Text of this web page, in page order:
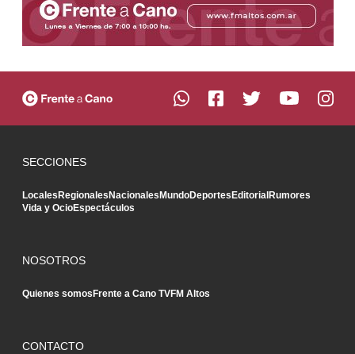
SECCIONES
LocalesRegionalesNacionalesMundoDeportesEditorialRumores
Vida y OcioEspectáculos
NOSOTROS
Quienes somosFrente a Cano TVFM Altos
CONTACTO